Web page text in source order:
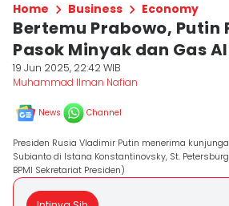
Home Business Economy
Bertemu Prabowo, Putin
Pasok Minyak dan Gas
19 Jun 2025, 22:42 WIB
Muhammad Ilman Nafian
News Channel
Presiden Rusia Vladimir Putin menerima
Subianto di Istana Konstantinovsky, St.
BPMI Sekretariat Presiden)